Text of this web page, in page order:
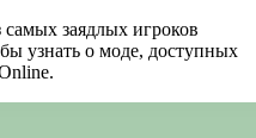
заядлых игроков
узнать о моде, доступных